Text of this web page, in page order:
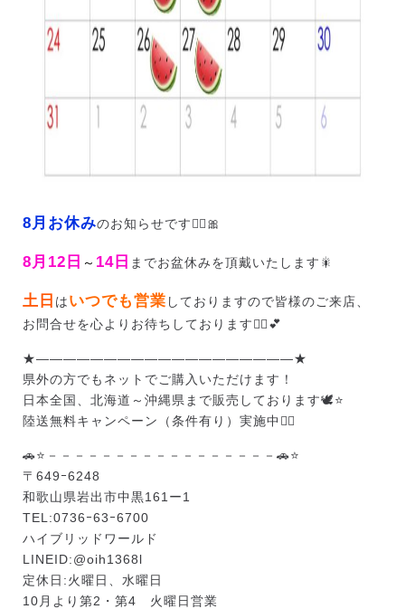
8月お休みのお知らせです🙂‍↕️🎀
8月12日 ～ 14日 までお盆休みを頂戴いたします🎇
土日 はいつでも営業 しておりますので皆様のご来店、
お問合せを心よりお待ちしております🙇‍♀️💕
★———————————————————★
県外の方でもネットでご購入いただけます！
日本全国、北海道～沖縄県まで販売しております🕊️⭐
陸送無料キャンペーン（条件有り）実施中❤️‍🔥
🚗⭐－－－－－－－－－－－－－－－－－🚗⭐
〒649ｰ6248
和歌山県岩出市中黒161ー1
TEL:0736ｰ63ｰ6700
ハイブリッドワールド
LINEID:@oih1368l
定休日:火曜日、水曜日
10月より第2・第4 火曜日営業